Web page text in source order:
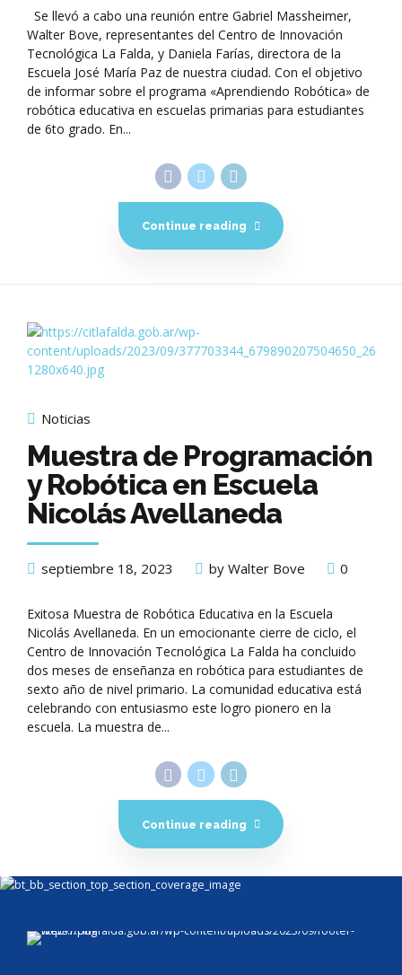
Se llevó a cabo una reunión entre Gabriel Massheimer,
Walter Bove, representantes del Centro de Innovación
Tecnológica La Falda, y Daniela Farías, directora de la
Escuela José María Paz de nuestra ciudad. Con el objetivo
de informar sobre el programa «Aprendiendo Robótica» de
robótica educativa en escuelas primarias para estudiantes
de 6to grado. En...
Continue reading
Noticias
Muestra de Programación
y Robótica en Escuela
Nicolás Avellaneda
septiembre 18, 2023 by Walter Bove 0
Exitosa Muestra de Robótica Educativa en la Escuela
Nicolás Avellaneda. En un emocionante cierre de ciclo, el
Centro de Innovación Tecnológica La Falda ha concluido
dos meses de enseñanza en robótica para estudiantes de
sexto año de nivel primario. La comunidad educativa está
celebrando con entusiasmo este logro pionero en la
escuela. La muestra de...
Continue reading